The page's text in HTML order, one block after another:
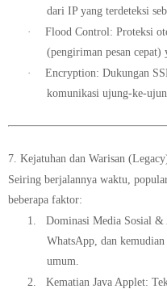
dari IP yang terdeteksi
·
Flood Control: Proteksi
(pengiriman pesan cepat)
·
Encryption: Dukungan
komunikasi ujung-ke-
7. Kejatuhan dan Warisan
Seiring berjalannya waktu,
beberapa faktor:
1.
Dominasi Media Sosial &
WhatsApp, dan
umum.
2.
Kematian Java Applet: